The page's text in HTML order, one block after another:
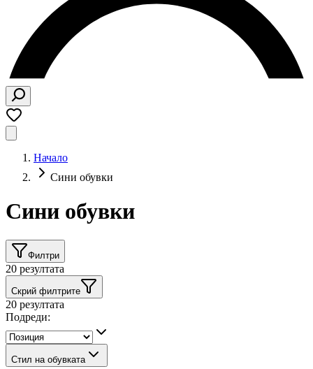
Начало
Сини обувки
Сини обувки
Филтри
20 резултата
Скрий филтрите
20 резултата
Подреди:
Стил на обувката